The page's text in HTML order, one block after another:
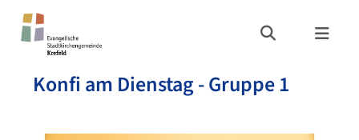
Konfi am Dienstag - Gruppe 1